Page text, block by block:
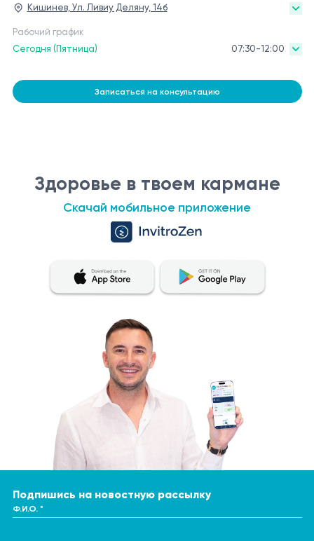
Кишинев, Ул. Ливиу Деляну, 14б
Рабочий график
Сегодня (Пятница)
07:30-12:00
Записаться на консультацию
Здоровье в твоем кармане
Скачай мобильное приложение
Подпишись на новостную рассылку
Ф.И.О. *